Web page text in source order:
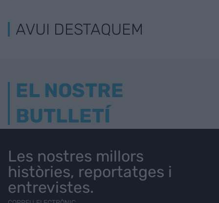
AVUI DESTAQUEM
EL NOSTRE
BUTLLETÍ
Les nostres millors
històries, reportatges i
entrevistes.